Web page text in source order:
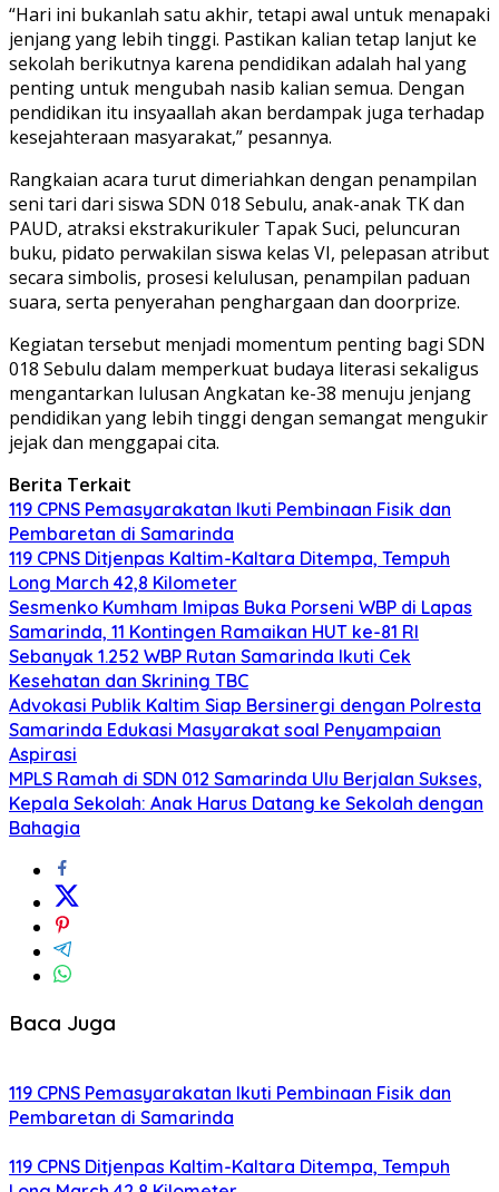
“Hari ini bukanlah satu akhir, tetapi awal untuk menapaki
jenjang yang lebih tinggi. Pastikan kalian tetap lanjut ke
sekolah berikutnya karena pendidikan adalah hal yang
penting untuk mengubah nasib kalian semua. Dengan
pendidikan itu insyaallah akan berdampak juga terhadap
kesejahteraan masyarakat,” pesannya.
Rangkaian acara turut dimeriahkan dengan penampilan
seni tari dari siswa SDN 018 Sebulu, anak-anak TK dan
PAUD, atraksi ekstrakurikuler Tapak Suci, peluncuran
buku, pidato perwakilan siswa kelas VI, pelepasan atribut
secara simbolis, prosesi kelulusan, penampilan paduan
suara, serta penyerahan penghargaan dan doorprize.
Kegiatan tersebut menjadi momentum penting bagi SDN
018 Sebulu dalam memperkuat budaya literasi sekaligus
mengantarkan lulusan Angkatan ke-38 menuju jenjang
pendidikan yang lebih tinggi dengan semangat mengukir
jejak dan menggapai cita.
Berita Terkait
119 CPNS Pemasyarakatan Ikuti Pembinaan Fisik dan
Pembaretan di Samarinda
119 CPNS Ditjenpas Kaltim-Kaltara Ditempa, Tempuh
Long March 42,8 Kilometer
Sesmenko Kumham Imipas Buka Porseni WBP di Lapas
Samarinda, 11 Kontingen Ramaikan HUT ke-81 RI
Sebanyak 1.252 WBP Rutan Samarinda Ikuti Cek
Kesehatan dan Skrining TBC
Advokasi Publik Kaltim Siap Bersinergi dengan Polresta
Samarinda Edukasi Masyarakat soal Penyampaian
Aspirasi
MPLS Ramah di SDN 012 Samarinda Ulu Berjalan Sukses,
Kepala Sekolah: Anak Harus Datang ke Sekolah dengan
Bahagia
Baca Juga
119 CPNS Pemasyarakatan Ikuti Pembinaan Fisik dan
Pembaretan di Samarinda
119 CPNS Ditjenpas Kaltim-Kaltara Ditempa, Tempuh